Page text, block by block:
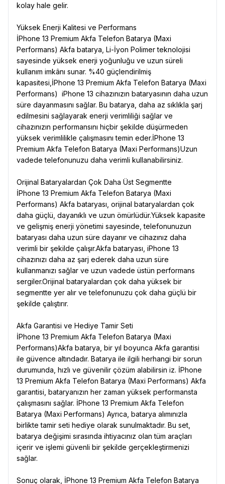
kolay hale gelir.
Yüksek Enerji Kalitesi ve Performans
İPhone 13 Premium Akfa Telefon Batarya (Maxi
Performans) Akfa batarya, Li-İyon Polimer teknolojisi
sayesinde yüksek enerji yoğunluğu ve uzun süreli
kullanım imkânı sunar. %40 güçlendirilmiş
kapasitesi,İPhone 13 Premium Akfa Telefon Batarya (Maxi
Performans) iPhone 13 cihazınızın bataryasının daha uzun
süre dayanmasını sağlar. Bu batarya, daha az sıklıkla şarj
edilmesini sağlayarak enerji verimliliği sağlar ve
cihazınızın performansını hiçbir şekilde düşürmeden
yüksek verimlilikle çalışmasını temin eder.İPhone 13
Premium Akfa Telefon Batarya (Maxi Performans)Uzun
vadede telefonunuzu daha verimli kullanabilirsiniz.
Orijinal Bataryalardan Çok Daha Üst Segmentte
İPhone 13 Premium Akfa Telefon Batarya (Maxi
Performans) Akfa bataryası, orijinal bataryalardan çok
daha güçlü, dayanıklı ve uzun ömürlüdür.Yüksek kapasite
ve gelişmiş enerji yönetimi sayesinde, telefonunuzun
bataryası daha uzun süre dayanır ve cihazınız daha
verimli bir şekilde çalışır.Akfa bataryası, iPhone 13
cihazınızı daha az şarj ederek daha uzun süre
kullanmanızı sağlar ve uzun vadede üstün performans
sergiler.Orijinal bataryalardan çok daha yüksek bir
segmentte yer alır ve telefonunuzu çok daha güçlü bir
şekilde çalıştırır.
Akfa Garantisi ve Hediye Tamir Seti
İPhone 13 Premium Akfa Telefon Batarya (Maxi
Performans)Akfa batarya, bir yıl boyunca Akfa garantisi
ile güvence altındadır. Batarya ile ilgili herhangi bir sorun
durumunda, hızlı ve güvenilir çözüm alabilirsin iz. İPhone
13 Premium Akfa Telefon Batarya (Maxi Performans) Akfa
garantisi, bataryanızın her zaman yüksek performansta
çalışmasını sağlar. İPhone 13 Premium Akfa Telefon
Batarya (Maxi Performans) Ayrıca, batarya alımınızla
birlikte tamir seti hediye olarak sunulmaktadır. Bu set,
batarya değişimi sırasında ihtiyacınız olan tüm araçları
içerir ve işlemi güvenli bir şekilde gerçekleştirmenizi
sağlar.
Sonuç olarak, İPhone 13 Premium Akfa Telefon Batarya